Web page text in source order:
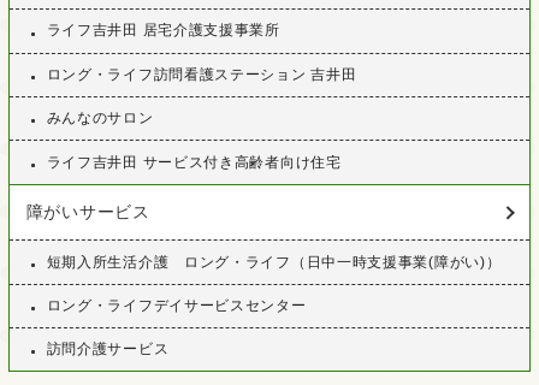
ライフ吉井田 居宅介護支援事業所
ロング・ライフ訪問看護ステーション 吉井田
みんなのサロン
ライフ吉井田 サービス付き高齢者向け住宅
障がいサービス
短期入所生活介護 ロング・ライフ（日中一時支援事業(障がい)）
ロング・ライフデイサービスセンター
訪問介護サービス